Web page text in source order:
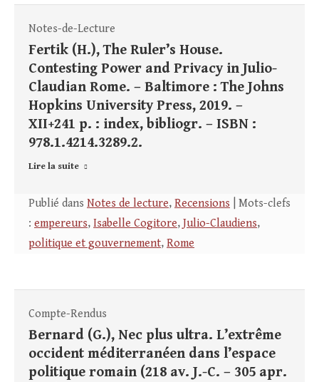
Notes-de-Lecture
Fertik (H.), The Ruler’s House.
Contesting Power and Privacy in Julio-
Claudian Rome. – Baltimore : The Johns
Hopkins University Press, 2019. –
XII+241 p. : index, bibliogr. – ISBN :
978.1.4214.3289.2.
Lire la suite
Publié dans Notes de lecture, Recensions | Mots-clefs
: empereurs, Isabelle Cogitore, Julio-Claudiens,
politique et gouvernement, Rome
Compte-Rendus
Bernard (G.), Nec plus ultra. L’extrême
occident méditerranéen dans l’espace
politique romain (218 av. J.-C. – 305 apr.